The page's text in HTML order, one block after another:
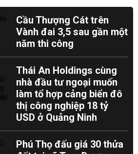
Cầu Thượng Cát trên
Vành đai 3,5 sau gần một
năm thi công
Thái An Holdings cùng
nhà đầu tư ngoại muốn
làm tổ hợp cảng biển đô
thị công nghiệp 18 tỷ
USD ở Quảng Ninh
Phú Thọ đấu giá 30 thửa